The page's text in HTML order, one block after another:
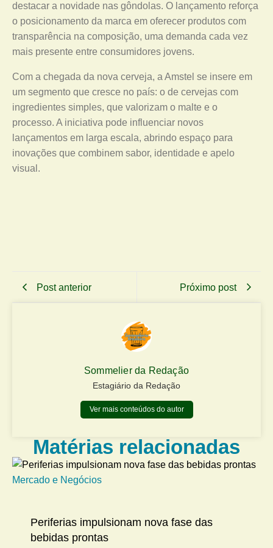
destacar a novidade nas gôndolas. O lançamento reforça
o posicionamento da marca em oferecer produtos com
transparência na composição, uma demanda cada vez
mais presente entre consumidores jovens.
Com a chegada da nova cerveja, a Amstel se insere em
um segmento que cresce no país: o de cervejas com
ingredientes simples, que valorizam o malte e o
processo. A iniciativa pode influenciar novos
lançamentos em larga escala, abrindo espaço para
inovações que combinem sabor, identidade e apelo
visual.
Post anterior Próximo post
Sommelier da Redação
Estagiário da Redação
Ver mais conteúdos do autor
Matérias relacionadas
Mercado e Negócios
Periferias impulsionam nova fase das
bebidas prontas